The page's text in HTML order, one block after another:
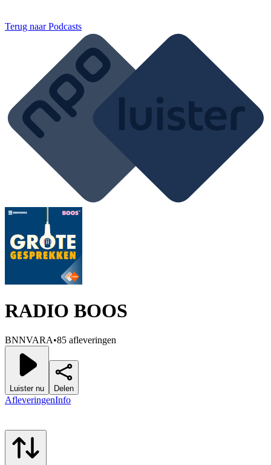
Terug naarPodcasts
RADIO BOOS
BNNVARA•85 afleveringen
Luister nu Delen
AfleveringenInfo